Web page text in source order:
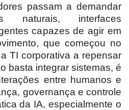
passam a demandar
naturais, interfaces
capazes de agir em
que começou no
TI corporativa a repensar
basta integrar sistemas, é
entre humanos e
governança e controle
da IA, especialmente o